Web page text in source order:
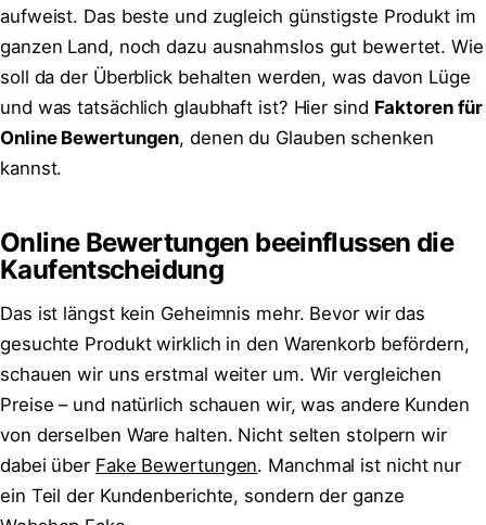
aufweist. Das beste und zugleich günstigste Produkt im
ganzen Land, noch dazu ausnahmslos gut bewertet. Wie
soll da der Überblick behalten werden, was davon Lüge
und was tatsächlich glaubhaft ist? Hier sind Faktoren für
Online Bewertungen, denen du Glauben schenken
kannst.
Online Bewertungen beeinflussen die
Kaufentscheidung
Das ist längst kein Geheimnis mehr. Bevor wir das
gesuchte Produkt wirklich in den Warenkorb befördern,
schauen wir uns erstmal weiter um. Wir vergleichen
Preise – und natürlich schauen wir, was andere Kunden
von derselben Ware halten. Nicht selten stolpern wir
dabei über Fake Bewertungen. Manchmal ist nicht nur
ein Teil der Kundenberichte, sondern der ganze